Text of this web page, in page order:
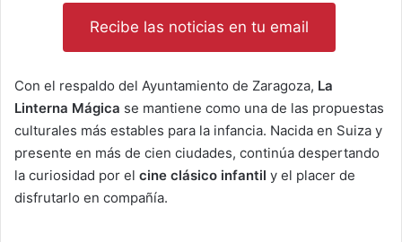
Recibe las noticias en tu email
Con el respaldo del Ayuntamiento de Zaragoza, La
Linterna Mágica se mantiene como una de las propuestas
culturales más estables para la infancia. Nacida en Suiza y
presente en más de cien ciudades, continúa despertando
la curiosidad por el cine clásico infantil y el placer de
disfrutarlo en compañía.